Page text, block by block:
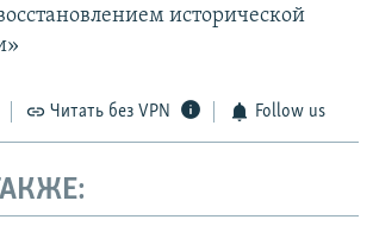
исторической
Читать без VPN Follow us